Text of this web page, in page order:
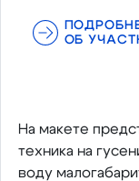
ОБ
На макете
техника на
воду